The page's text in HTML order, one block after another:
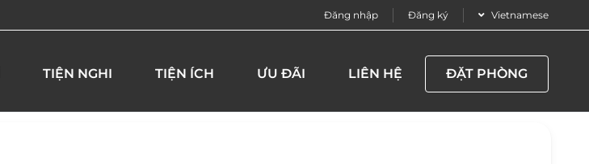
Đăng nhập Đăng ký Vietnamese
TIỆN NGHI TIỆN ÍCH ƯU ĐÃI LIÊN HỆ ĐẶT PHÒNG